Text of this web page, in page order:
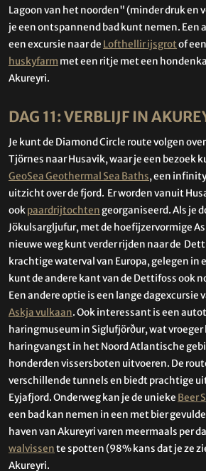
Lagoon van het noorden" (minder druk en
je een ontspannend bad kunt nemen. Een
een excursie naar de Lofthellir ijsgrotof
huskyfarm met een ritje met een
Akureyri.
DAG 11: VERBLIJF IN
Je kunt de Diamond Circle route volgen
Tjörnes naar Husavik, waar je een bezoek
GeoSea Geothermal Sea Baths, een
uitzicht over de fjord. Er worden vanuit
ookpaardrijtochtengeorganiseerd. Als je
Jökulsargljufur, met de hoefijzervormige
nieuwe weg kunt verder rijden naar de
krachtige waterval van Europa, gelegen in
kunt de andere kant van de Dettifoss ook
Een andere optie is een lange dagexcursie
Askja vulkaan. Ook interessant is een
haringmuseum in Siglufjörður, wat
haringvangst in het Noord Atlantische
honderden vissersboten uitvoeren. De
verschillende tunnels en biedt prachtige
Eyjafjord. Onderweg kan je de unieke Beer
een bad kan nemen in een met bier
haven van Akureyri varen meermaals per
walvissente spotten (98% kans dat je ze
Akureyri.